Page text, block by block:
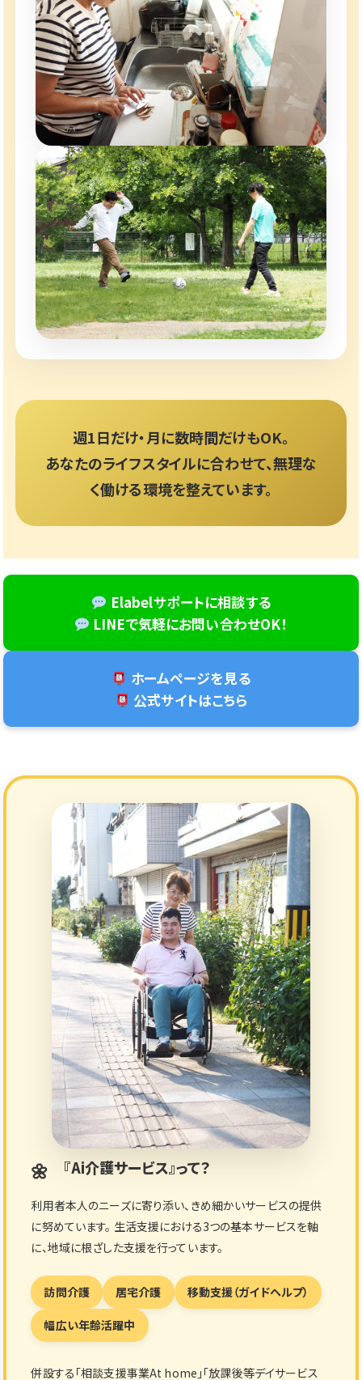
直行直帰OK！スキマ時間OK
週1〜OK☆高時給！ヘルパースタッフ募集
週1日だけ・月に数時間だけもOK。
あなたのライフスタイルに合わせて、無理な
く働ける環境を整えています。
Elabelサポートに相談する
LINEで気軽にお問い合わせOK！
ホームページを見る
公式サイトはこちら
『Ai介護サービス』って？
利用者本人のニーズに寄り添い、きめ細かいサービスの提供
に努めています。 生活支援における3つの基本サービスを軸
に、地域に根ざした支援を行っています。
訪問介護 居宅介護 移動支援（ガイドヘルプ）
幅広い年齢活躍中
併設する「相談支援事業At home」「放課後等デイサービス